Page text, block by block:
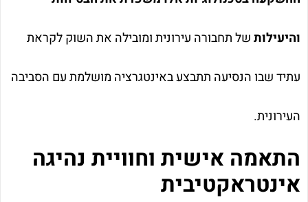
והיעילותשל תחבורה עירונית ומובילה את השוק לקראת
עתיד שבו הנסיעה תתבצע באינטגרציה מושלמת עם הסביבה
העירונית.
התאמה אישית וחוויית נהיגה
אינטראקטיבית